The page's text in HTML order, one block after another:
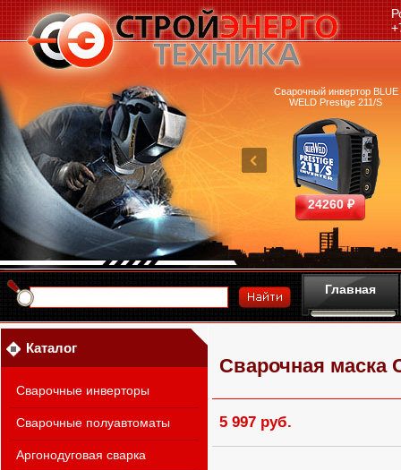
аппарат Ресанта
САИ-220 в кейсе
9790 ₽
Сварочный аппарат Fubag
Inmig 200 SYN LCD
50100 ₽
Сварочный инвертор BLUE
WELD Prestige 211/S
24260 ₽
Главная
Каталог
Сварочные инверторы
Сварочные полуавтоматы
Аргонодуговая сварка
Сварочная маска
5 997 руб.